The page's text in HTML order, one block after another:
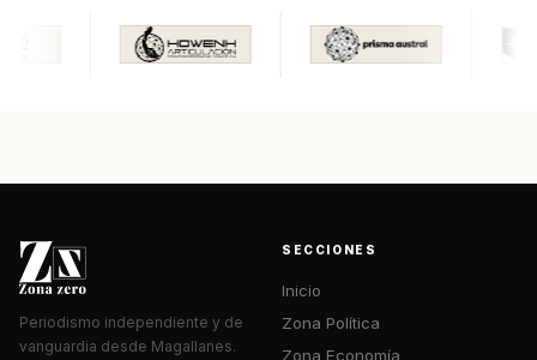
Periodismo independiente y de
vanguardia desde Magallanes.
SECCIONES
Inicio
Zona Política
Zona Economía